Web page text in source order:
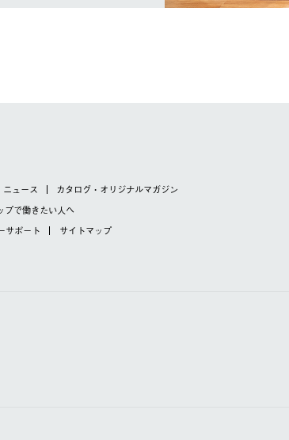
ニュース
カタログ・オリジナルマガジン
プで働きたい人へ
サポート
サイトマップ